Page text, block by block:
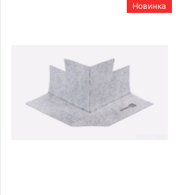
Новинка